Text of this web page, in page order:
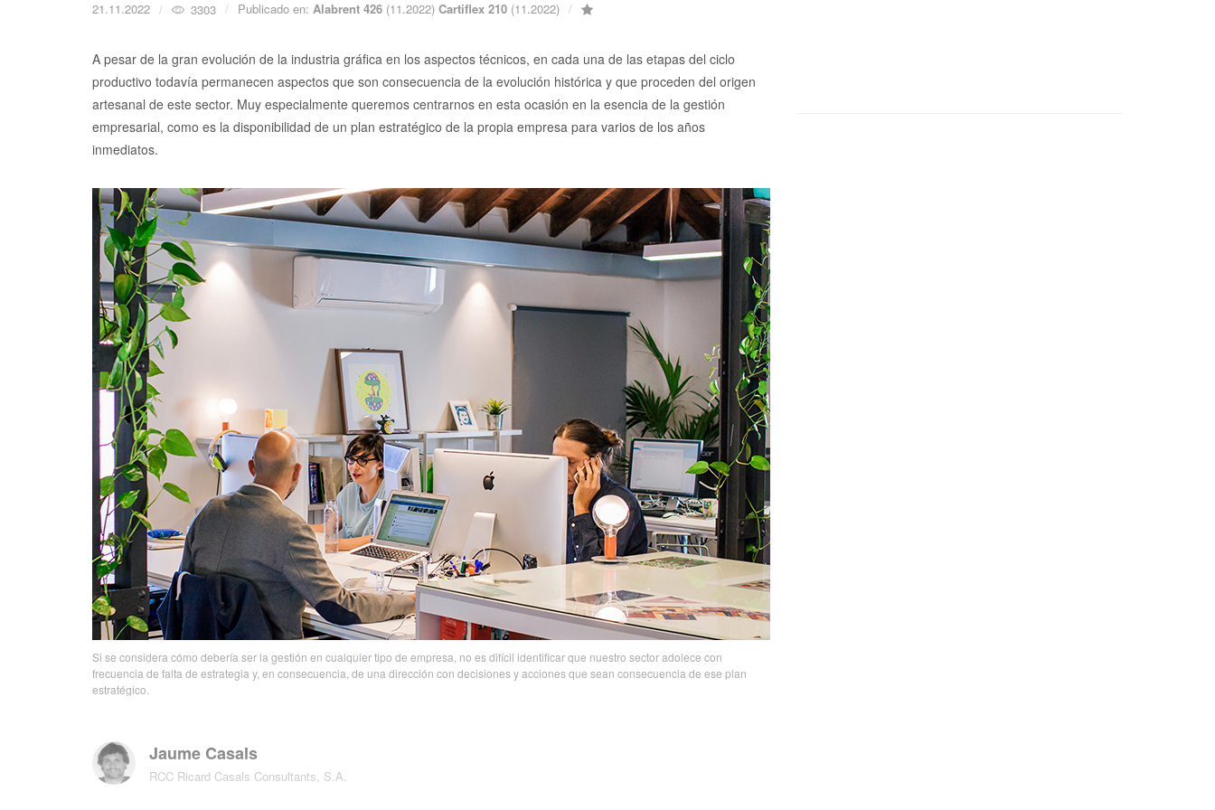
21.11.2022 3303 Publicado en: Alabrent 426 (11.2022) Cartiflex 210 (11.2022)
A pesar de la gran evolución de la industria gráfica en los aspectos técnicos, en cada una de las etapas del ciclo
productivo todavía permanecen aspectos que son consecuencia de la evolución histórica y que proceden del origen
artesanal de este sector. Muy especialmente queremos centrarnos en esta ocasión en la esencia de la gestión
empresarial, como es la disponibilidad de un plan estratégico de la propia empresa para varios de los años
inmediatos.
Si se considera cómo debería ser la gestión en cualquier tipo de empresa, no es difícil identificar que nuestro sector adolece con
frecuencia de falta de estrategia y, en consecuencia, de una dirección con decisiones y acciones que sean consecuencia de ese plan
estratégico.
Jaume Casals
RCC Ricard Casals Consultants, S.A.